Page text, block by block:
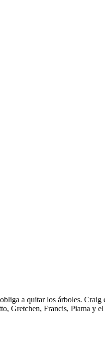
a quitar los árboles.
Gretchen, Francis, Piama y